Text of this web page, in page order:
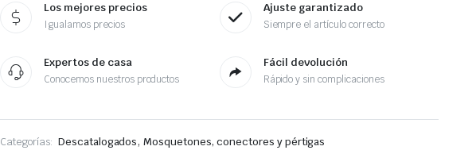
Los mejores precios
Igualamos precios
Ajuste garantizado
Siempre el artículo correcto
Expertos de casa
Conocemos nuestros productos
Fácil devolución
Rápido y sin complicaciones
Categorías: Descatalogados, Mosquetones, conectores y pértigas